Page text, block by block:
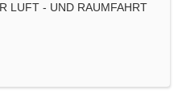
LUFT - UND RAUMFAHRT